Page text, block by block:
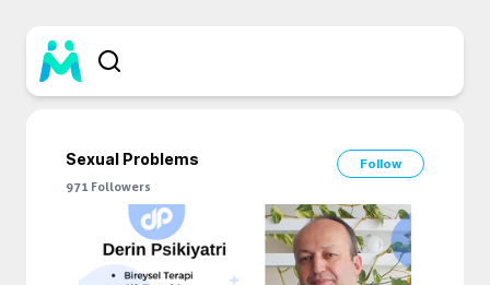
Sexual Problems
Follow
971 Followers